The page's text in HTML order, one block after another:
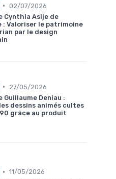
• 02/07/2026
Cynthia Asije de
: Valoriser le patrimoine
par le design
•
27/05/2026
Guillaume Deniau :
dessins animés cultes
grâce au produit
• 11/05/2026